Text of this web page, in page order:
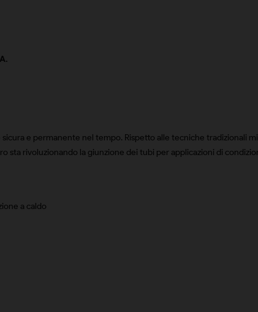
e permanente nel tempo. Rispetto alle tecniche tradizionali
sta rivoluzionando la giunzione dei tubi per applicazioni di
a caldo